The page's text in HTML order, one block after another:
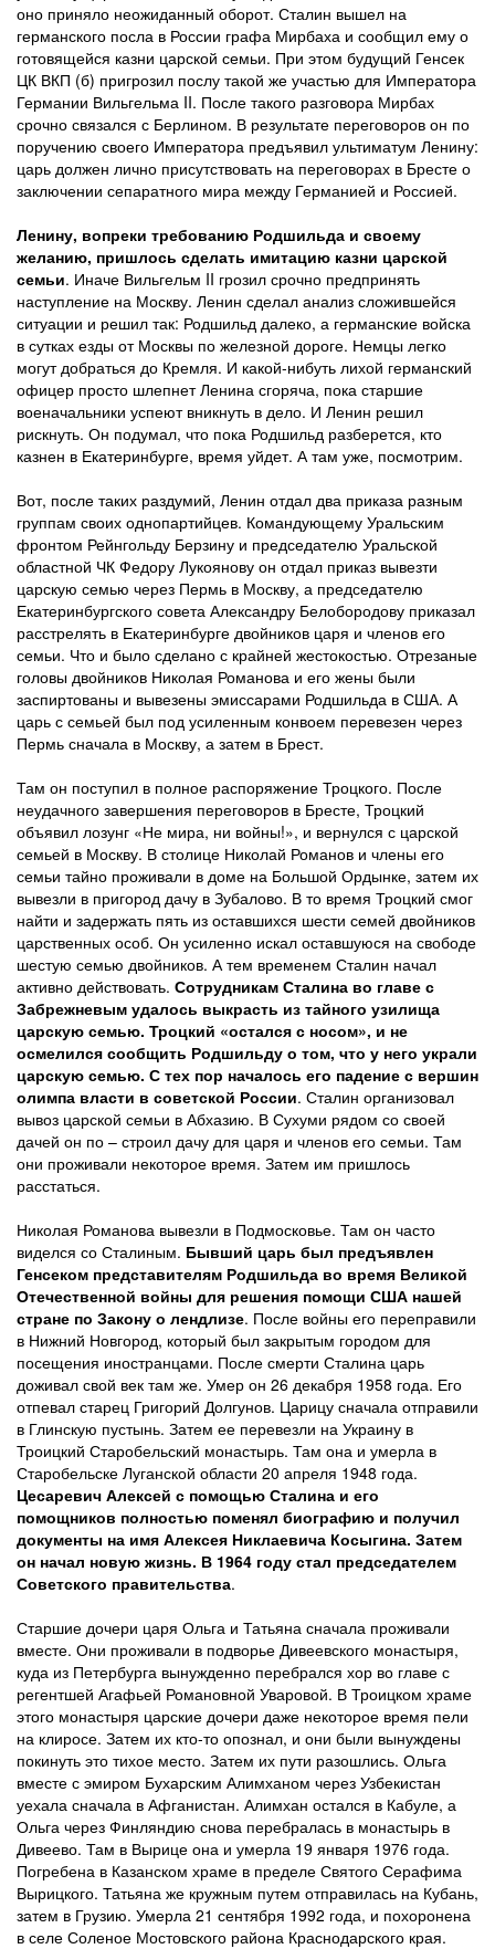
оно приняло неожиданный оборот. Сталин вышел на
германского посла в России графа Мирбаха и сообщил ему о
готовящейся казни царской семьи. При этом будущий Генсек
ЦК ВКП (б) пригрозил послу такой же участью для Императора
Германии Вильгельма II. После такого разговора Мирбах
срочно связался с Берлином. В результате переговоров он по
поручению своего Императора предъявил ультиматум Ленину:
царь должен лично присутствовать на переговорах в Бресте о
заключении сепаратного мира между Германией и Россией.
Ленину, вопреки требованию Родшильда и своему
желанию, пришлось сделать имитацию казни царской
семьи. Иначе Вильгельм II грозил срочно предпринять
наступление на Москву. Ленин сделал анализ сложившейся
ситуации и решил так: Родшильд далеко, а германские войска
в сутках езды от Москвы по железной дороге. Немцы легко
могут добраться до Кремля. И какой-нибуть лихой германский
офицер просто шлепнет Ленина сгоряча, пока старшие
военачальники успеют вникнуть в дело. И Ленин решил
рискнуть. Он подумал, что пока Родшильд разберется, кто
казнен в Екатеринбурге, время уйдет. А там уже, посмотрим.
Вот, после таких раздумий, Ленин отдал два приказа разным
группам своих однопартийцев. Командующему Уральским
фронтом Рейнгольду Берзину и председателю Уральской
областной ЧК Федору Лукоянову он отдал приказ вывезти
царскую семью через Пермь в Москву, а председателю
Екатеринбургского совета Александру Белобородову приказал
расстрелять в Екатеринбурге двойников царя и членов его
семьи. Что и было сделано с крайней жестокостью. Отрезаные
головы двойников Николая Романова и его жены были
заспиртованы и вывезены эмиссарами Родшильда в США. А
царь с семьей был под усиленным конвоем перевезен через
Пермь сначала в Москву, а затем в Брест.
Там он поступил в полное распоряжение Троцкого. После
неудачного завершения переговоров в Бресте, Троцкий
объявил лозунг «Не мира, ни войны!», и вернулся с царской
семьей в Москву. В столице Николай Романов и члены его
семьи тайно проживали в доме на Большой Ордынке, затем их
вывезли в пригород дачу в Зубалово. В то время Троцкий смог
найти и задержать пять из оставшихся шести семей двойников
царственных особ. Он усиленно искал оставшуюся на свободе
шестую семью двойников. А тем временем Сталин начал
активно действовать. Сотрудникам Сталина во главе с
Забрежневым удалось выкрасть из тайного узилища
царскую семью. Троцкий «остался с носом», и не
осмелился сообщить Родшильду о том, что у него украли
царскую семью. С тех пор началось его падение с вершин
олимпа власти в советской России. Сталин организовал
вывоз царской семьи в Абхазию. В Сухуми рядом со своей
дачей он по – строил дачу для царя и членов его семьи. Там
они проживали некоторое время. Затем им пришлось
расстаться.
Николая Романова вывезли в Подмосковье. Там он часто
виделся со Сталиным. Бывший царь был предъявлен
Генсеком представителям Родшильда во время Великой
Отечественной войны для решения помощи США нашей
стране по Закону о лендлизе. После войны его переправили
в Нижний Новгород, который был закрытым городом для
посещения иностранцами. После смерти Сталина царь
доживал свой век там же. Умер он 26 декабря 1958 года. Его
отпевал старец Григорий Долгунов. Царицу сначала отправили
в Глинскую пустынь. Затем ее перевезли на Украину в
Троицкий Старобельский монастырь. Там она и умерла в
Старобельске Луганской области 20 апреля 1948 года.
Цесаревич Алексей с помощью Сталина и его
помощников полностью поменял биографию и получил
документы на имя Алексея Никлаевича Косыгина. Затем
он начал новую жизнь. В 1964 году стал председателем
Советского правительства.
Старшие дочери царя Ольга и Татьяна сначала проживали
вместе. Они проживали в подворье Дивеевского монастыря,
куда из Петербурга вынужденно перебрался хор во главе с
регентшей Агафьей Романовной Уваровой. В Троицком храме
этого монастыря царские дочери даже некоторое время пели
на клиросе. Затем их кто-то опознал, и они были вынуждены
покинуть это тихое место. Затем их пути разошлись. Ольга
вместе с эмиром Бухарским Алимханом через Узбекистан
уехала сначала в Афганистан. Алимхан остался в Кабуле, а
Ольга через Финляндию снова перебралась в монастырь в
Дивеево. Там в Вырице она и умерла 19 января 1976 года.
Погребена в Казанском храме в пределе Святого Серафима
Вырицкого. Татьяна же кружным путем отправилась на Кубань,
затем в Грузию. Умерла 21 сентября 1992 года, и похоронена
в селе Соленое Мостовского района Краснодарского края.